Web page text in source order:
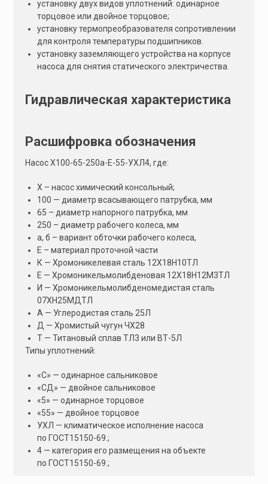
установку двух видов уплотнений: одинарное
торцовое или двойное торцовое;
установку термопреобразователя сопротивлении
для контроля температуры подшипников.
установку заземляющего устройства на корпусе
насоса для снятия статического электричества.
Гидравлическая характеристика
Расшифровка обозначения
Насос Х100-65-250а-Е-55-УХЛ4, где:
Х – насос химический консольный;
100 — диаметр всасывающего патрубка, мм
65 – диаметр напорного патрубка, мм
250 – диаметр рабочего колеса, мм
а, б – вариант обточки рабочего колеса,
Е – материал проточной части
К — Хромоникелевая сталь 12Х18Н10ТЛ
Е — Хромоникельмолибденовая 12Х18Н12М3ТЛ
И — Хромоникельмолибденомедистая сталь
07ХН25МДТЛ
А — Углеродистая сталь 25Л
Д — Хромистый чугун ЧХ28
Т — Титановый сплав ТЛ3 или ВТ-5Л
Типы уплотнений:
«С» — одинарное сальниковое
«СД» — двойное сальниковое
«5» — одинарное торцовое
«55» — двойное торцовое
УХЛ — климатическое исполнение насоса
по ГОСТ15150-69.;
4 — категория его размещения на объекте
по ГОСТ15150-69.;